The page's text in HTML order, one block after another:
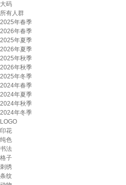
大码
所有人群
2025年春季
2026年春季
2025年夏季
2026年夏季
2025年秋季
2026年秋季
2025年冬季
2024年春季
2024年夏季
2024年秋季
2024年冬季
LOGO
印花
纯色
书法
格子
刺绣
条纹